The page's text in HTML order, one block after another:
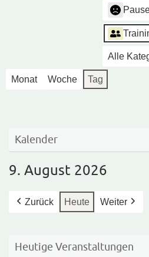
Alle
Monat Woche Tag
Kalender
9. August 2026
Zurück Heute Weiter
Heutige Veranstaltungen